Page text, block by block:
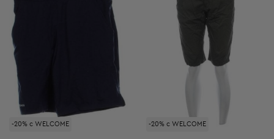
-20% с WELCOME -20% с WELCOME